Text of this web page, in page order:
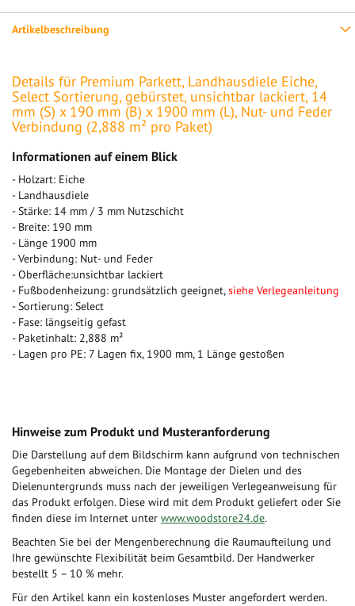
Artikelbeschreibung
Details für Premium Parkett, Landhausdiele Eiche,
Select Sortierung, gebürstet, unsichtbar lackiert, 14
mm (S) x 190 mm (B) x 1900 mm (L), Nut- und Feder
Verbindung (2,888 m² pro Paket)
Informationen auf einem Blick
- Holzart: Eiche
- Landhausdiele
- Stärke: 14 mm / 3 mm Nutzschicht
- Breite: 190 mm
- Länge 1900 mm
- Verbindung: Nut- und Feder
- Oberfläche:unsichtbar lackiert
- Fußbodenheizung: grundsätzlich geeignet,siehe Verlegeanleitung
- Sortierung: Select
- Fase: längseitig gefast
- Paketinhalt: 2,888 m²
- Lagen pro PE: 7 Lagen fix, 1900 mm, 1 Länge gestoßen
Hinweise zum Produkt und Musteranforderung
Die Darstellung auf dem Bildschirm kann aufgrund von technischen
Gegebenheiten abweichen. Die Montage der Dielen und des
Dielenuntergrunds muss nach der jeweiligen Verlegeanweisung für
das Produkt erfolgen. Diese wird mit dem Produkt geliefert oder Sie
finden diese im Internet unter www.woodstore24.de.
Beachten Sie bei der Mengenberechnung die Raumaufteilung und
Ihre gewünschte Flexibilität beim Gesamtbild. Der Handwerker
bestellt 5 – 10 % mehr.
Für den Artikel kann ein kostenloses Muster angefordert werden.